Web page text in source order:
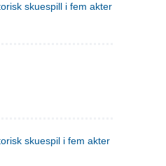
skuespill i fem akter
skuespil i fem akter